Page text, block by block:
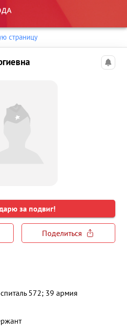
страницу
за подвиг!
Поделиться
572; 39 армия